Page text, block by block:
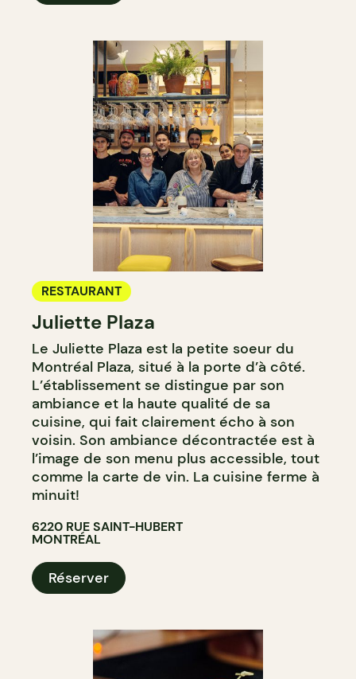
RESTAURANT
Juliette Plaza
Le Juliette Plaza est la petite soeur du
Montréal Plaza, situé à la porte d’à côté.
L’établissement se distingue par son
ambiance et la haute qualité de sa
cuisine, qui fait clairement écho à son
voisin. Son ambiance décontractée est à
l’image de son menu plus accessible, tout
comme la carte de vin. La cuisine ferme à
minuit!
6220 RUE SAINT-HUBERT
MONTRÉAL
Réserver